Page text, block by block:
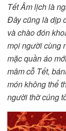
Tết Âm lịch là
Đây cũng là dịp
và chào đón
mọi người cùng
mặc quần áo
mâm cỗ Tết,
món không thể
người thờ cúng